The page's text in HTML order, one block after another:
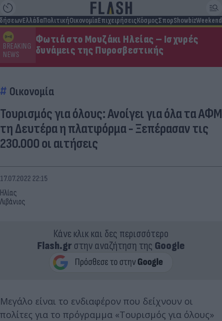
ΕλλάδαΠολιτικήΟικονομίαΕπιχειρήσειςΚόσμοςΣπορShowbizWeekend
BREAKING
NEWS
Φωτιά στο Μουζάκι Ηλείας – Ισχυρές
δυνάμεις της Πυροσβεστικής
Οικονομία
Τουρισμός για όλους: Ανοίγει για όλα τα ΑΦΜ
τη Δευτέρα η πλατφόρμα - Ξεπέρασαν τις
230.000 οι αιτήσεις
Ηλίας
Λιβάνιος
17.07.2022 22:15
Κάνε κλικ και δες περισσότερο
Flash.grστην αναζήτηση της Google
Μεγάλο είναι το ενδιαφέρον που δείχνουν οι
πολίτες για το πρόγραμμα «Τουρισμός για όλους»